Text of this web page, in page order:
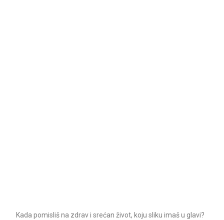
Kada pomisliš na zdrav i srećan život, koju sliku imaš u glavi?